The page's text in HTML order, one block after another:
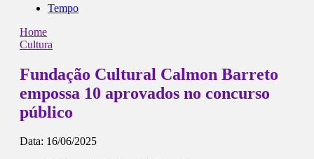
Tempo
Home
Cultura
Fundação Cultural Calmon Barreto
empossa 10 aprovados no concurso
público
Data: 16/06/2025